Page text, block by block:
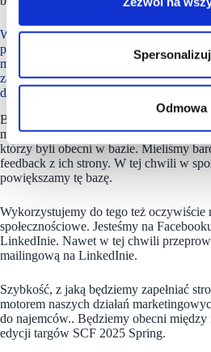
Spersonalizuj
Odmowa
Wspomniał Pan, że kupując produkt od
przejęliście także bazę. Oni w
mówili o ponad 4000 użytkowników i
zarejestrowanych podmiotów. Jak ta
dzisiejszy?
Będąc nowym właścicielem
marketingowe do wszystkich
którzy byli obecni w bazie. Mieliśmy
feedback z ich strony. W tej chwili w
powiększamy tę bazę.
Wykorzystujemy do tego też oczywiście
społecznościowe. Jesteśmy na
LinkedInie. Nawet w tej chwili
mailingową na LinkedInie.
Szybkość, z jaką będziemy zapełniać
motorem naszych działań
do najemców.. Będziemy obecni
edycji targów SCF 2025 Spring.